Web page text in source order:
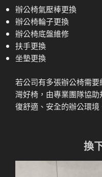
辦公椅氣壓棒更換
辦公椅輪子更換
辦公椅底盤維修
扶手更換
坐墊更換
若公司有多張辦公椅需
灣好椅，由專業團隊協
復舒適、安全的辦公環境
換